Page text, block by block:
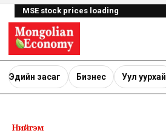
MSE stock prices loading
Эдийн засаг Бизнес Уул уурхай
Нийгэм